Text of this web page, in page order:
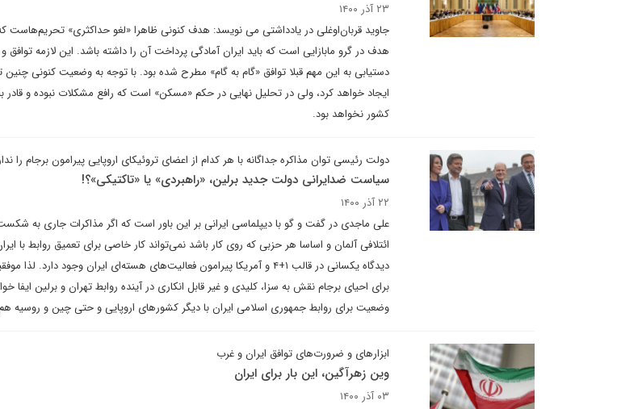
۲۳ آذر ۱۴۰۰
جاوید قربان‌اوغلی در یادداشتی می نویسد: هدف کنونی ظاهرا «لغو حداکثری» تحریم‌هاست
هدف در گرو مابازایی است که باید ایران آمادگی پرداخت آن را داشته باشد. این لازمه
دستیابی به این مهم قبلا توافق «گام به گام» مطرح شده بود. با توجه به وضعیت کنونی
ایجاد خواهد کرد، ولی در تحلیل نهایی در حکم «مسکن» است که رافع مشکلات نبوده و قادر
کشور نخواهد بود.
دولت رئیسی توان مذاکره جداگانه با هر کدام از اعضای تروئیکای اروپایی پیرامون برجام را
سیاست ضدایرانی دولت جدید برلین، «راهبردی» یا «تاکتیکی»؟!
۲۲ آذر ۱۴۰۰
علی ماجدی در گفت و گو با دیپلماسی ایرانی بر این باور است که اگر مذاکرات جاری به
ائتلافی آلمان و اساسا هر حزبی که روی کار باشد نمی‌تواند کار خاصی برای تعمیق روابط با
دیدگاه یکسانی در قالب ۱+۴ و آمریکا پیرامون فعالیت‌های هسته‌ای ایران وجود
برای احیای برجام نقش به سزا، کلیدی و غیر قابل انکاری در آینده روابط تهران و برلین ایفا
وضعیت برای روابط جمهوری اسلامی ایران با دیگر کشورهای اروپایی و حتی چین و روسیه
ابزارهای و ضرورت‌های توافق ایران و غرب
وین زهرآگین، این بار برای ایران
۰۳ آذر ۱۴۰۰